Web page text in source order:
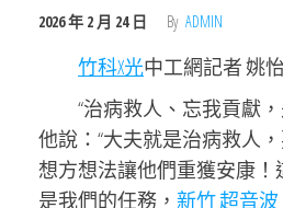
2026 年 2 月 24 日 By ADMIN
竹科X光中工網記者 姚
“治病救人、忘我貢獻 ，
他說： “大夫就是治病救人
想方想法讓他們重獲安康
是我們的任務， 新竹 超音波